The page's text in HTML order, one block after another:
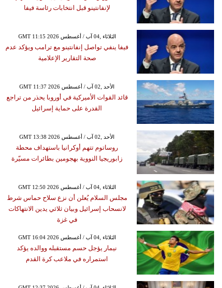
لإنفانتينو قبل انتخابات رئاسة فيفا
GMT 11:15 2026 الثلاثاء ,04 آب / أغسطس
فيفا ينفي تواصل إنفانتينو مع ترامب ويؤكد عدم
صحة التقارير الإعلامية
GMT 11:37 2026 الأحد ,02 آب / أغسطس
قائد القوات الأميركية في أوروبا يحذر من تراجع
القدرة على حماية إسرائيل
GMT 13:38 2026 الأحد ,02 آب / أغسطس
روساتوم تتهم أوكرانيا باستهداف محطة
زابوريجيا النووية بهجومين بطائرات مسيّرة
GMT 12:50 2026 الثلاثاء ,04 آب / أغسطس
مجلس السلام يُعلن أن نزع سلاح حماس شرط
لانسحاب إسرائيل وبيان ثلاثي يدين الانتهاكات
في غزة
GMT 16:04 2026 الثلاثاء ,04 آب / أغسطس
نيمار يؤجل حسم مستقبله ووالده يؤكد
استمراره في ملاعب كرة القدم